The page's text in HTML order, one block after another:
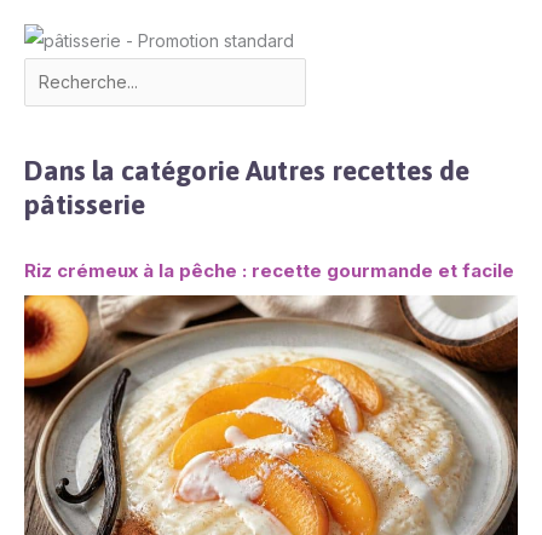
tasses et assiettes
disponibles dans notre
telles que Natsuki,
disponibles.
Dans la catégorie Autres recettes de
pâtisserie
Riz crémeux à la pêche : recette gourmande et facile